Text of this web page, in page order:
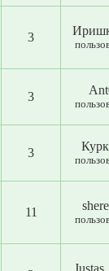
3
3
3
11